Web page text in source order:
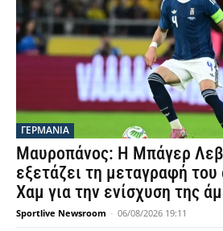
ΓΕΡΜΑΝΙΑ
Μαυροπάνος: Η Μπάγερ
εξετάζει τη μεταγραφή
Χαμ για την ενίσχυση της
Sportlive Newsroom - 06/08/2026 19:11